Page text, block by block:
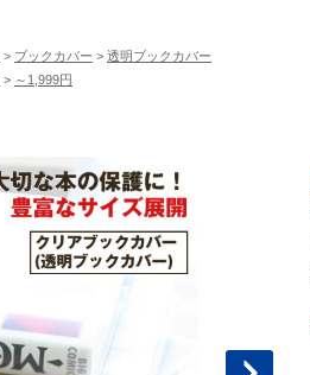
> ブックカバー > 透明ブックカバー
> ～1,999円